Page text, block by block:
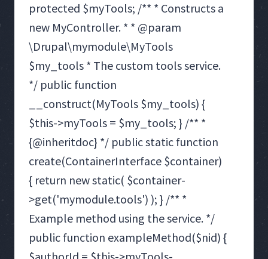
protected $myTools; /** * Constructs a
new MyController. * * @param
\Drupal\mymodule\MyTools
$my_tools * The custom tools service.
*/ public function
__construct(MyTools $my_tools) {
$this->myTools = $my_tools; } /** *
{@inheritdoc} */ public static function
create(ContainerInterface $container)
{ return new static( $container-
>get('mymodule.tools') ); } /** *
Example method using the service. */
public function exampleMethod($nid) {